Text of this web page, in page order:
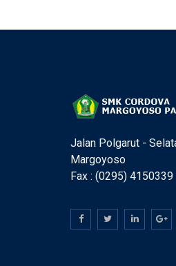
Jalan Polgarut -
Margoyoso
Fax : (0295) 4150339